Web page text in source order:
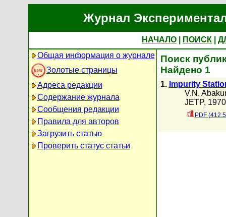
Журнал
НАЧАЛО ПОИСК
Общая информация о журнале
Золотые страницы
Адреса редакции
Содержание журнала
Сообщения редакции
Правила для авторов
Загрузить статью
Проверить статус статьи
Поиск
Найдено 1
1. Impurity
V.N.
JETP,
PDF